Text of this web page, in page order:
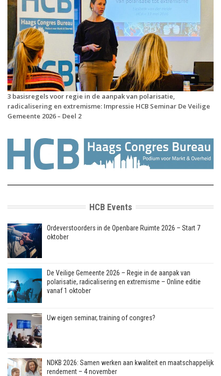
3 basisregels voor regie in de aanpak van polarisatie,
radicalisering en extremisme: Impressie HCB Seminar De Veilige
Gemeente 2026 – Deel 2
HCB Events
Ordeverstoorders in de Openbare Ruimte 2026 – Start 7
oktober
De Veilige Gemeente 2026 – Regie in de aanpak van
polarisatie, radicalisering en extremisme – Online editie
vanaf 1 oktober
Uw eigen seminar, training of congres?
NDKB 2026: Samen werken aan kwaliteit en maatschappelijk
rendement – 4 november